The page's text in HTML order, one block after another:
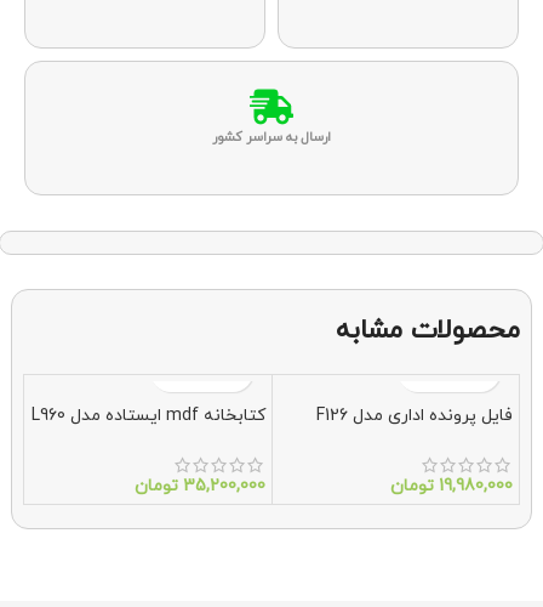
ارسال به سراسر کشور
محصولات مشابه
فایل پرونده اداری مدل F126
19,980,000 تومان
کتابخانه mdf ایستاده مدل L960
35,200,000 تومان